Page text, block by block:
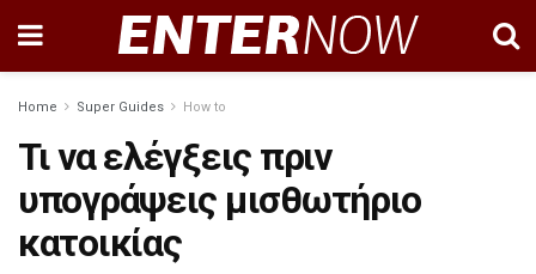
Home Super Guides How to
Τι να ελέγξεις πριν
υπογράψεις μισθωτήριο
κατοικίας